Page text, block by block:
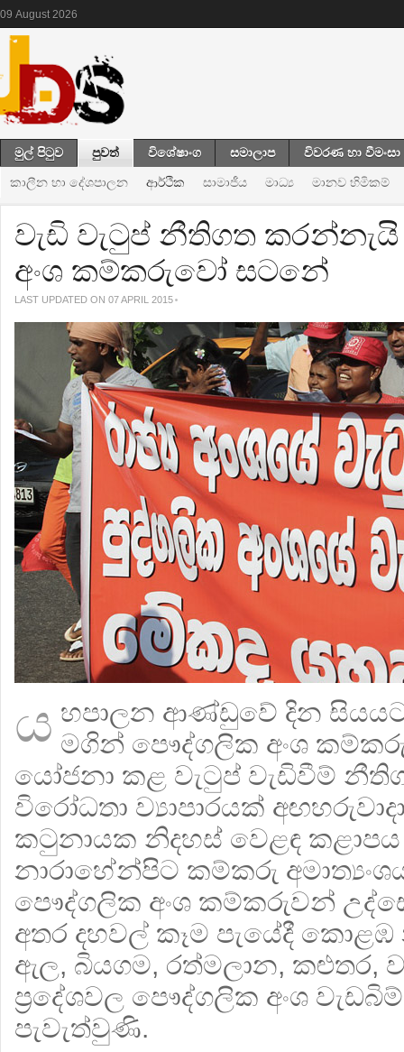
09 August 2026
මුල් පිටුව පුවත් විශේෂාංග සමාලාප විවරණ හා වීමංසා
කාලීන හා දේශපාලන ආර්ථික සාමාජීය මාධ්‍ය මානව හිමිකම්
වැඩි වැටුප් නීතිගත
අංශ කම්කරුවෝ සටනේ
LAST UPDATED ON 07 APRIL 2015
ය හපාලන ආණ්ඩුවේ දින
මගින් පෞද්ගලික අංශ
යෝජනා කළ වැටුප් වැඩිවීම්
විරෝධතා ව්‍යාපාරයක්
කටුනායක නිදහස් වෙළඳ
නාරාහේන්පිට කම්කරු
පෞද්ගලික අංශ කම්කරුවන්
අතර දහවල් කෑම පැයේදී කොළඹ
ඇල, බියගම, රත්මලාන, කළුතර,
ප්‍රදේශවල පෞද්ගලික අංශ
පැවැත්වුණි.